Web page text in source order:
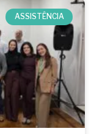
ASSISTÊNCIA